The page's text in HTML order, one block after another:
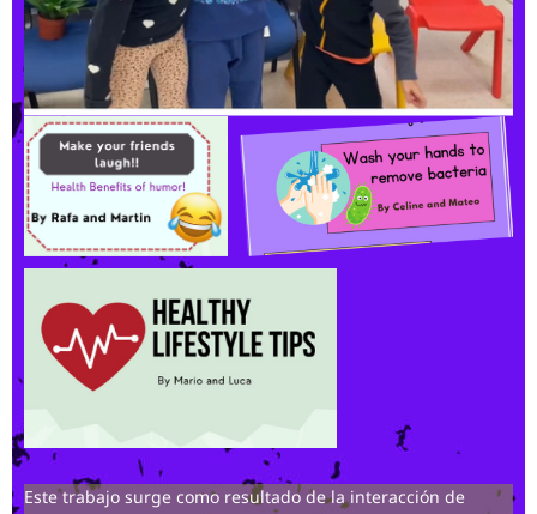
Este trabajo surge como resultado de la interacción de